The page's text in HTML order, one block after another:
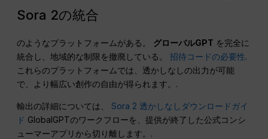
Sora 2の統合
のようなプラットフォームがある。 グローバルGPT を完全に
統合し、地域的な制限を撤廃している。招待コードの必要性.
これらのプラットフォームでは、透かしなしの出力が可能
で、より幅広い創作の自由が得られます。.
輸出の詳細については、Sora 2 透かしなしダウンロードガイ
ド GlobalGPTのワークフローを、提供が終了した公式コンシ
ューマーアプリから切り離します。.